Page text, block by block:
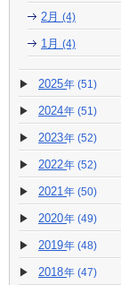
2月 (4)
1月 (4)
2025 (51)
2024 (51)
2023 (52)
2022 (52)
2021 (50)
2020 (49)
2019 (48)
2018 (47)